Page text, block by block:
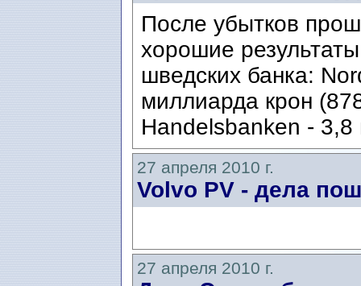
После убытков
хорошие
шведских банка:
миллиарда крон
Handelsbanken -
27 апреля 2010 г.
Volvo PV - дела
27 апреля 2010 г.